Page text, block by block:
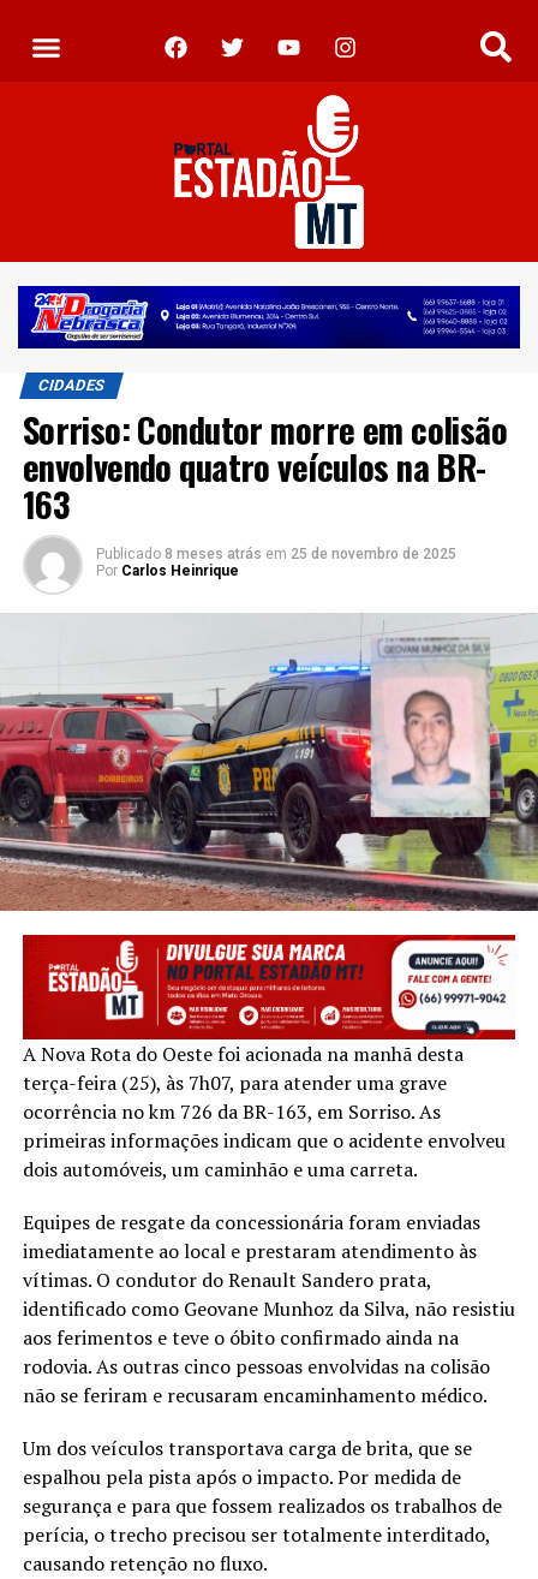
CIDADES
Sorriso: Condutor morre em colisão
envolvendo quatro veículos na BR-
163
Publicado 8 meses atrás em 25 de novembro de 2025
Por Carlos Heinrique
A Nova Rota do Oeste foi acionada na manhã desta
terça-feira (25), às 7h07, para atender uma grave
ocorrência no km 726 da BR-163, em Sorriso. As
primeiras informações indicam que o acidente envolveu
dois automóveis, um caminhão e uma carreta.
Equipes de resgate da concessionária foram enviadas
imediatamente ao local e prestaram atendimento às
vítimas. O condutor do Renault Sandero prata,
identificado como Geovane Munhoz da Silva, não resistiu
aos ferimentos e teve o óbito confirmado ainda na
rodovia. As outras cinco pessoas envolvidas na colisão
não se feriram e recusaram encaminhamento médico.
Um dos veículos transportava carga de brita, que se
espalhou pela pista após o impacto. Por medida de
segurança e para que fossem realizados os trabalhos de
perícia, o trecho precisou ser totalmente interditado,
causando retenção no fluxo.